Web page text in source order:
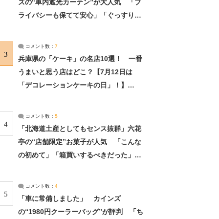
ズの“車内遮光カーテン”が大人気 「プ
ライバシーも保てて安心」「ぐっすり眠
3
コメント数： 7
兵庫県の「ケーキ」の名店10選！ 一番
うまいと思う店はどこ？【7月12日は
「デコレーションケーキの日」！】
4
コメント数： 5
「北海道土産としてもセンス抜群」六花
亭の“店舗限定”お菓子が人気 「こんな
の初めて」「箱買いするべきだった」
5
コメント数： 4
「車に常備しました」 カインズ
の“1980円クーラーバッグ”が評判 「ち